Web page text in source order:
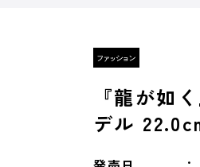
『龍が如
デル